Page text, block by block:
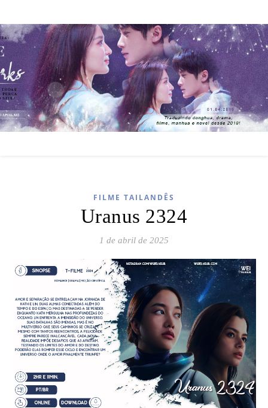
FILME TAILANDÊS
Uranus 2324
1 de abril de 2025